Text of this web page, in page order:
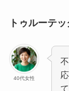
トゥルーテ
40代女性